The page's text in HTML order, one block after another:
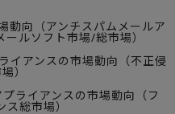
向（アンチスパムメールア
ルソフト市場/総市場）
アンスの市場動向（不正侵
）
ライアンスの市場動向（フ
総市場）